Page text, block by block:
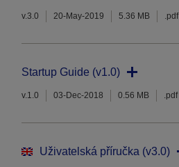
v.3.0 20-May-2019 5.36 MB .pdf
Startup Guide (v1.0)
v.1.0 03-Dec-2018 0.56 MB .pdf
Uživatelská příručka (v3.0)